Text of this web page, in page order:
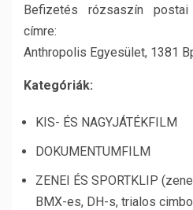
Befizetés rózsaszín
címre:
Anthropolis Egyesület, 1381
Kategóriák:
KIS- ÉS NAGYJÁTÉKFILM
DOKUMENTUMFILM
ZENEI ÉS SPORTKLIP
BMX-es, DH-s, trialos